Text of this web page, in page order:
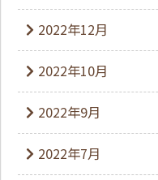
2022年12月
2022年10月
2022年9月
2022年7月